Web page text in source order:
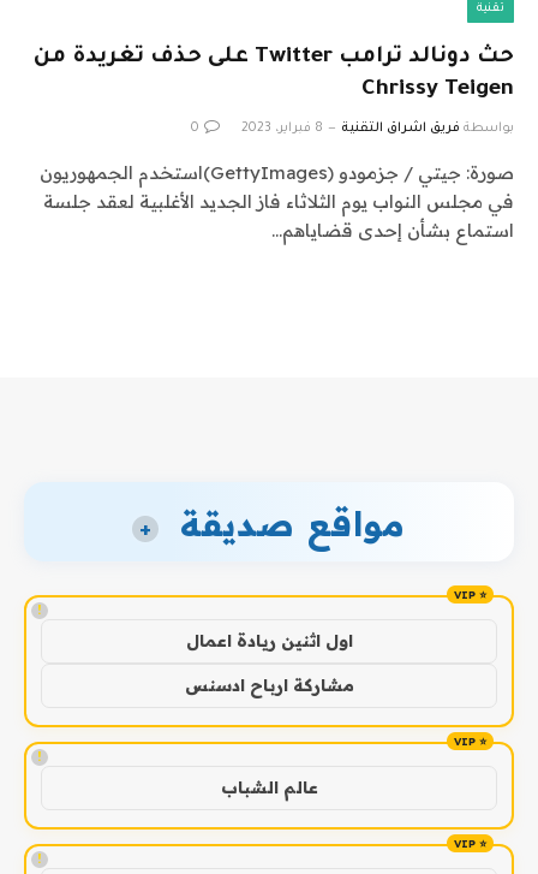
تقنية
حث دونالد ترامب Twitter على حذف تغريدة من
Chrissy Teigen
بواسطة فريق اشراق التقنية 8 فبراير، 2023 0
صورة: جيتي / جزمودو (GettyImages)استخدم الجمهوريون
في مجلس النواب يوم الثلاثاء فاز الجديد الأغلبية لعقد جلسة
استماع بشأن إحدى قضاياهم…
مواقع صديقة +
!
اول اثنين ريادة اعمال
مشاركة ارباح ادسنس
!
عالم الشباب
!